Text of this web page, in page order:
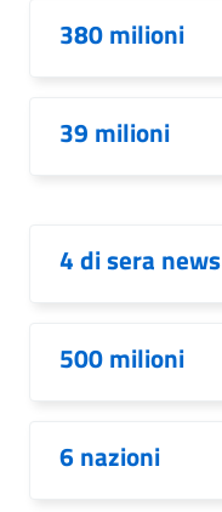
380 milioni
39 milioni
4 di sera news
500 milioni
6 nazioni